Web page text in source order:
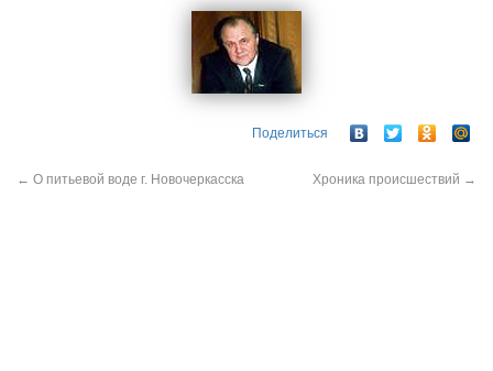
Поделиться
← О питьевой воде г. Новочеркасска Хроника происшествий →